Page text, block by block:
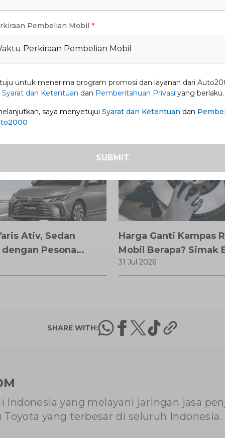
HEV
Promo New Fortuner -
Tangguh di Setiap
Ativ, Sedan
Pesona
Harga Ganti Kampas
Mobil Berapa? Simak
Biaya, Tanda Harus
dan Tips Menghemat
31 Jul 2026
SHARE WITH:
Indonesia yang melayani jaringan jasa
yang terbesar di seluruh Indonesia.
Pembelian Mobil *
Perkiraan Pembelian Mobil
untuk menerima program promosi dan layanan dari
Syarat dan Ketentuan dan Pemberitahuan Privasi yang berlaku.
saya menyetujui Syarat dan Ketentuan dan
SUBMIT